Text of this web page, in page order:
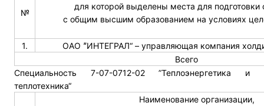
№
для которой выделены места для подготовки
с общим высшим образованием на условиях
1.
ОАО ˮИНТЕГРАЛ“ – управляющая компания
Всего
Специальность 7-07-0712-02 ”Теплоэнергетика и
теплотехника“
Наименование организации,